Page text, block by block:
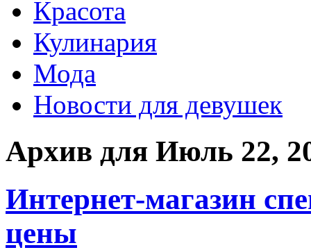
Красота
Кулинария
Мода
Новости для девушек
Архив для Июль 22,
Интернет-магазин
цены